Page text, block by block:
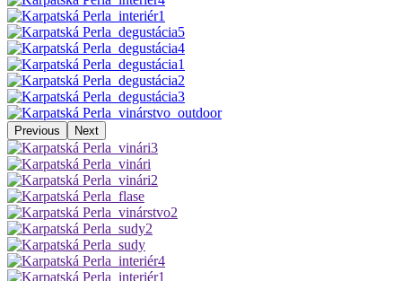
Previous Next